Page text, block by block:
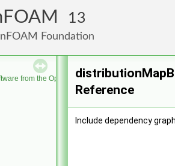
13
Foundation
from the OpenFOAM Foundation
Reference
Include dependency